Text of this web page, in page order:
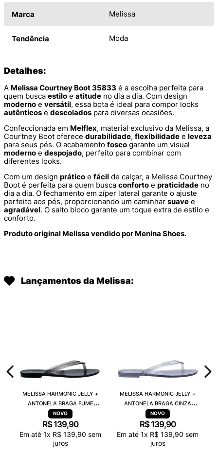
Marca Melissa
Tendência Moda
Detalhes:
A Melissa Courtney Boot 35833 é a escolha perfeita para
quem busca estilo e atitude no dia a dia. Com design
moderno e versátil, essa bota é ideal para compor looks
autênticos e descolados para diversas ocasiões.
Confeccionada em Melflex, material exclusivo da Melissa, a
Courtney Boot oferece durabilidade, flexibilidade e leveza
para seus pés. O acabamento fosco garante um visual
moderno e despojado, perfeito para combinar com
diferentes looks.
Com um design prático e fácil de calçar, a Melissa Courtney
Boot é perfeita para quem busca conforto e praticidade no
dia a dia. O fechamento em zíper lateral garante o ajuste
perfeito aos pés, proporcionando um caminhar suave e
agradável. O salto bloco garante um toque extra de estilo e
conforto.
Produto original Melissa vendido por Menina Shoes.
Lançamentos da Melissa:
MELISSA HARMONIC JELLY +
ANTONELA BRAGA FUME
TRANSPARENTE 38263
R$ 139,90
Em até 1x R$ 139,90 sem
juros
MELISSA HARMONIC JELLY +
ANTONELA BRAGA CINZA
TRANSPARENTE 38263
R$ 139,90
Em até 1x R$ 139,90 sem
juros